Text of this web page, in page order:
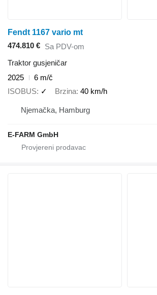
Fendt 1167 vario mt
474.810 € Sa PDV-om
Traktor gusjeničar
2025
6 m/č
ISOBUS ✓ Brzina 40 km/h
Njemačka, Hamburg
E-FARM GmbH